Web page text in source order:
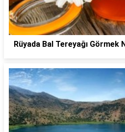
Rüyada Bal Tereyağı Görmek